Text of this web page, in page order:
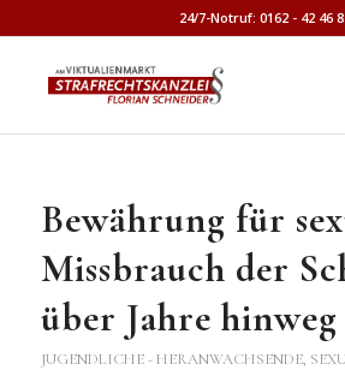
24/7-Notruf: 0162 - 42 46
Bewährung für
Missbrauch der
über Jahre hinweg
JUGENDLICHE - HERANWACHSENDE,